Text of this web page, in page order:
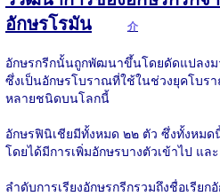
อักษรโรมัน
介
อักษรกรีกนั้นถูกพัฒนาขึ้นโดยดัดแปลงม
ซึ่งเป็นอักษรโบราณที่ใช้ในช่วงยุคโบร
หลายชนิดบนโลกนี้
อักษรฟินิเชียมีทั้งหมด ๒๒ ตัว ซึ่งทั้งหม
โดยได้มีการเพิ่มอักษรบางตัวเข้าไป แล
ลำดับการเรียงอักษรกรีกรวมถึงชื่อเรีย